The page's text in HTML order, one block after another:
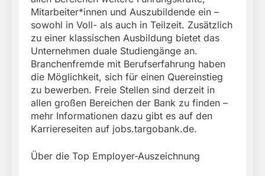
Mitarbeiter*innen und Auszubildende ein –
sowohl in Voll- als auch in Teilzeit. Zusätzlich
zu einer klassischen Ausbildung bietet das
Unternehmen duale Studiengänge an.
Branchenfremde mit Berufserfahrung haben
die Möglichkeit, sich für einen Quereinstieg
zu bewerben. Freie Stellen sind derzeit in
allen großen Bereichen der Bank zu finden –
mehr Informationen dazu gibt es auf den
Karriereseiten auf jobs.targobank.de.
Über die Top Employer-Auszeichnung